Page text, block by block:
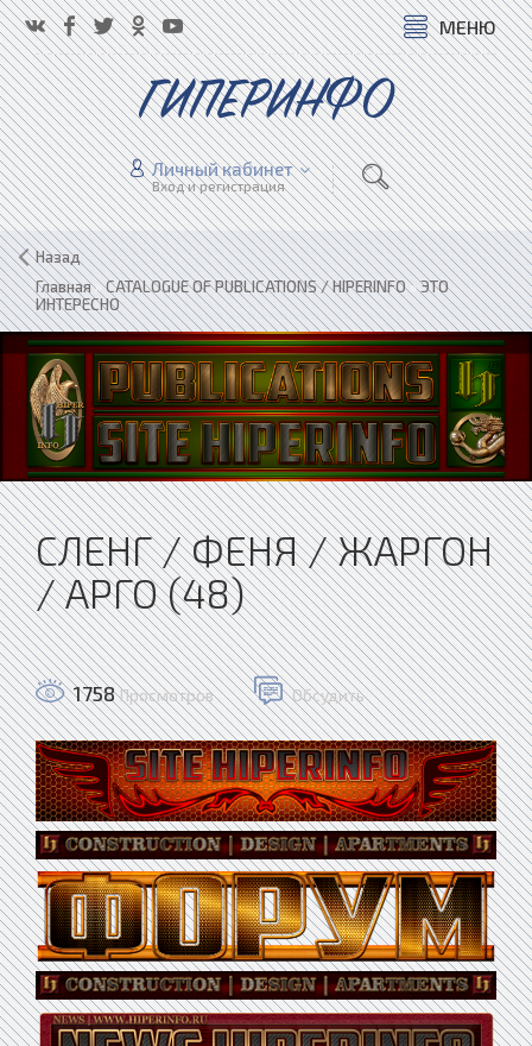
МЕНЮ
ГИПЕРИНФО
Личный кабинет
Вход и регистрация
Назад
Главная»CATALOGUE OF PUBLICATIONS / HIPERINFO»ЭТО
ИНТЕРЕСНО
СЛЕНГ / ФЕНЯ / ЖАРГОН
/ АРГО (48)
1758 Просмотров Обсудить